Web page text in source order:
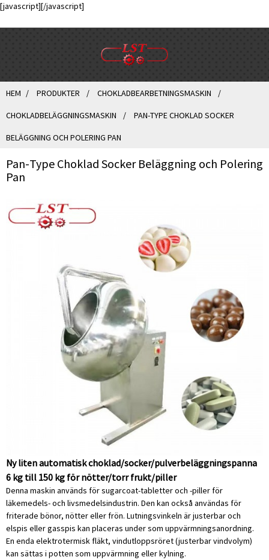
[javascript][/javascript]
HEM PRODUKTER CHOKLADBEARBETNINGSMASKIN
CHOKLADBELÄGGNINGSMASKIN PAN-TYPE CHOKLAD SOCKER
BELÄGGNING OCH POLERING PAN
Pan-Type Choklad Socker Beläggning och Polering
Pan
Ny liten automatisk choklad/socker/pulverbeläggningspanna
6 kg till 150 kg för nötter/torr frukt/piller
Denna maskin används för sugarcoat-tabletter och -piller för
läkemedels- och livsmedelsindustrin. Den kan också användas för
friterade bönor, nötter eller frön. Lutningsvinkeln är justerbar och
elspis eller gasspis kan placeras under som uppvärmningsanordning.
En enda elektrotermisk fläkt, vindutloppsröret (justerbar vindvolym)
kan sättas i potten som uppvärmning eller kylning.